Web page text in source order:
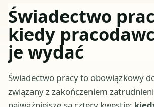
Świadectwo
kiedy
je wydać
Świadectwo pracy to obowiązkowy
związany z zakończeniem